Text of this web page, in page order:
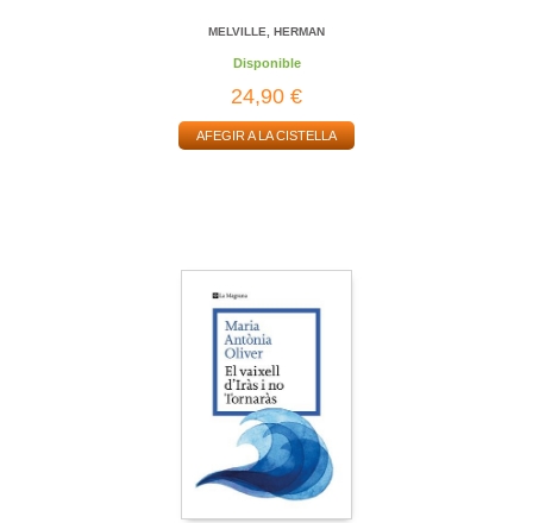
MELVILLE, HERMAN
Disponible
24,90 €
AFEGIR A LA CISTELLA